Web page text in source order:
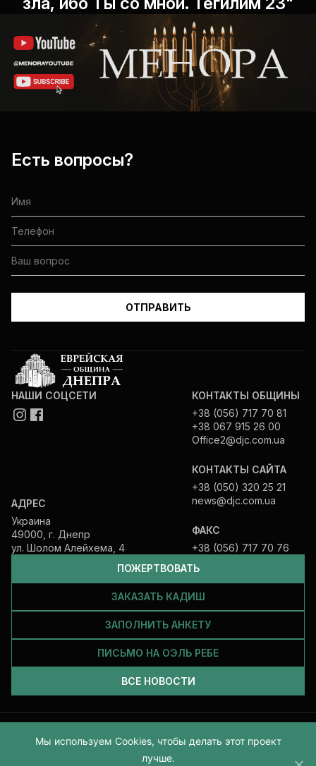
Есть вопросы?
ПОЖЕРТВОВАТЬ
ЗАКАЗАТЬ КАДИШ
ЗАПОЛНИТЬ АНКЕТУ
ПИСЬМО НА ОЭЛЬ РЕБЕ
ВСЕ НОВОСТИ
НАШИ СОЦСЕТИ
АДРЕС
Украина
49000, г. Днепр
ул. Шолом Алейхема, 4
КОНТАКТЫ ОБЩИНЫ
+38 (056) 717 70 81
+38 067 915 26 00
Office2@djc.com.ua
КОНТАКТЫ САЙТА
+38 (050) 320 25 21
news@djc.com.ua
ФАКС
+38 (056) 717 70 76
Все права защищены и принадлежат Еврейской общине Днепра.
2026
Мы используем Cookies, чтобы делать этот проект
лучше.